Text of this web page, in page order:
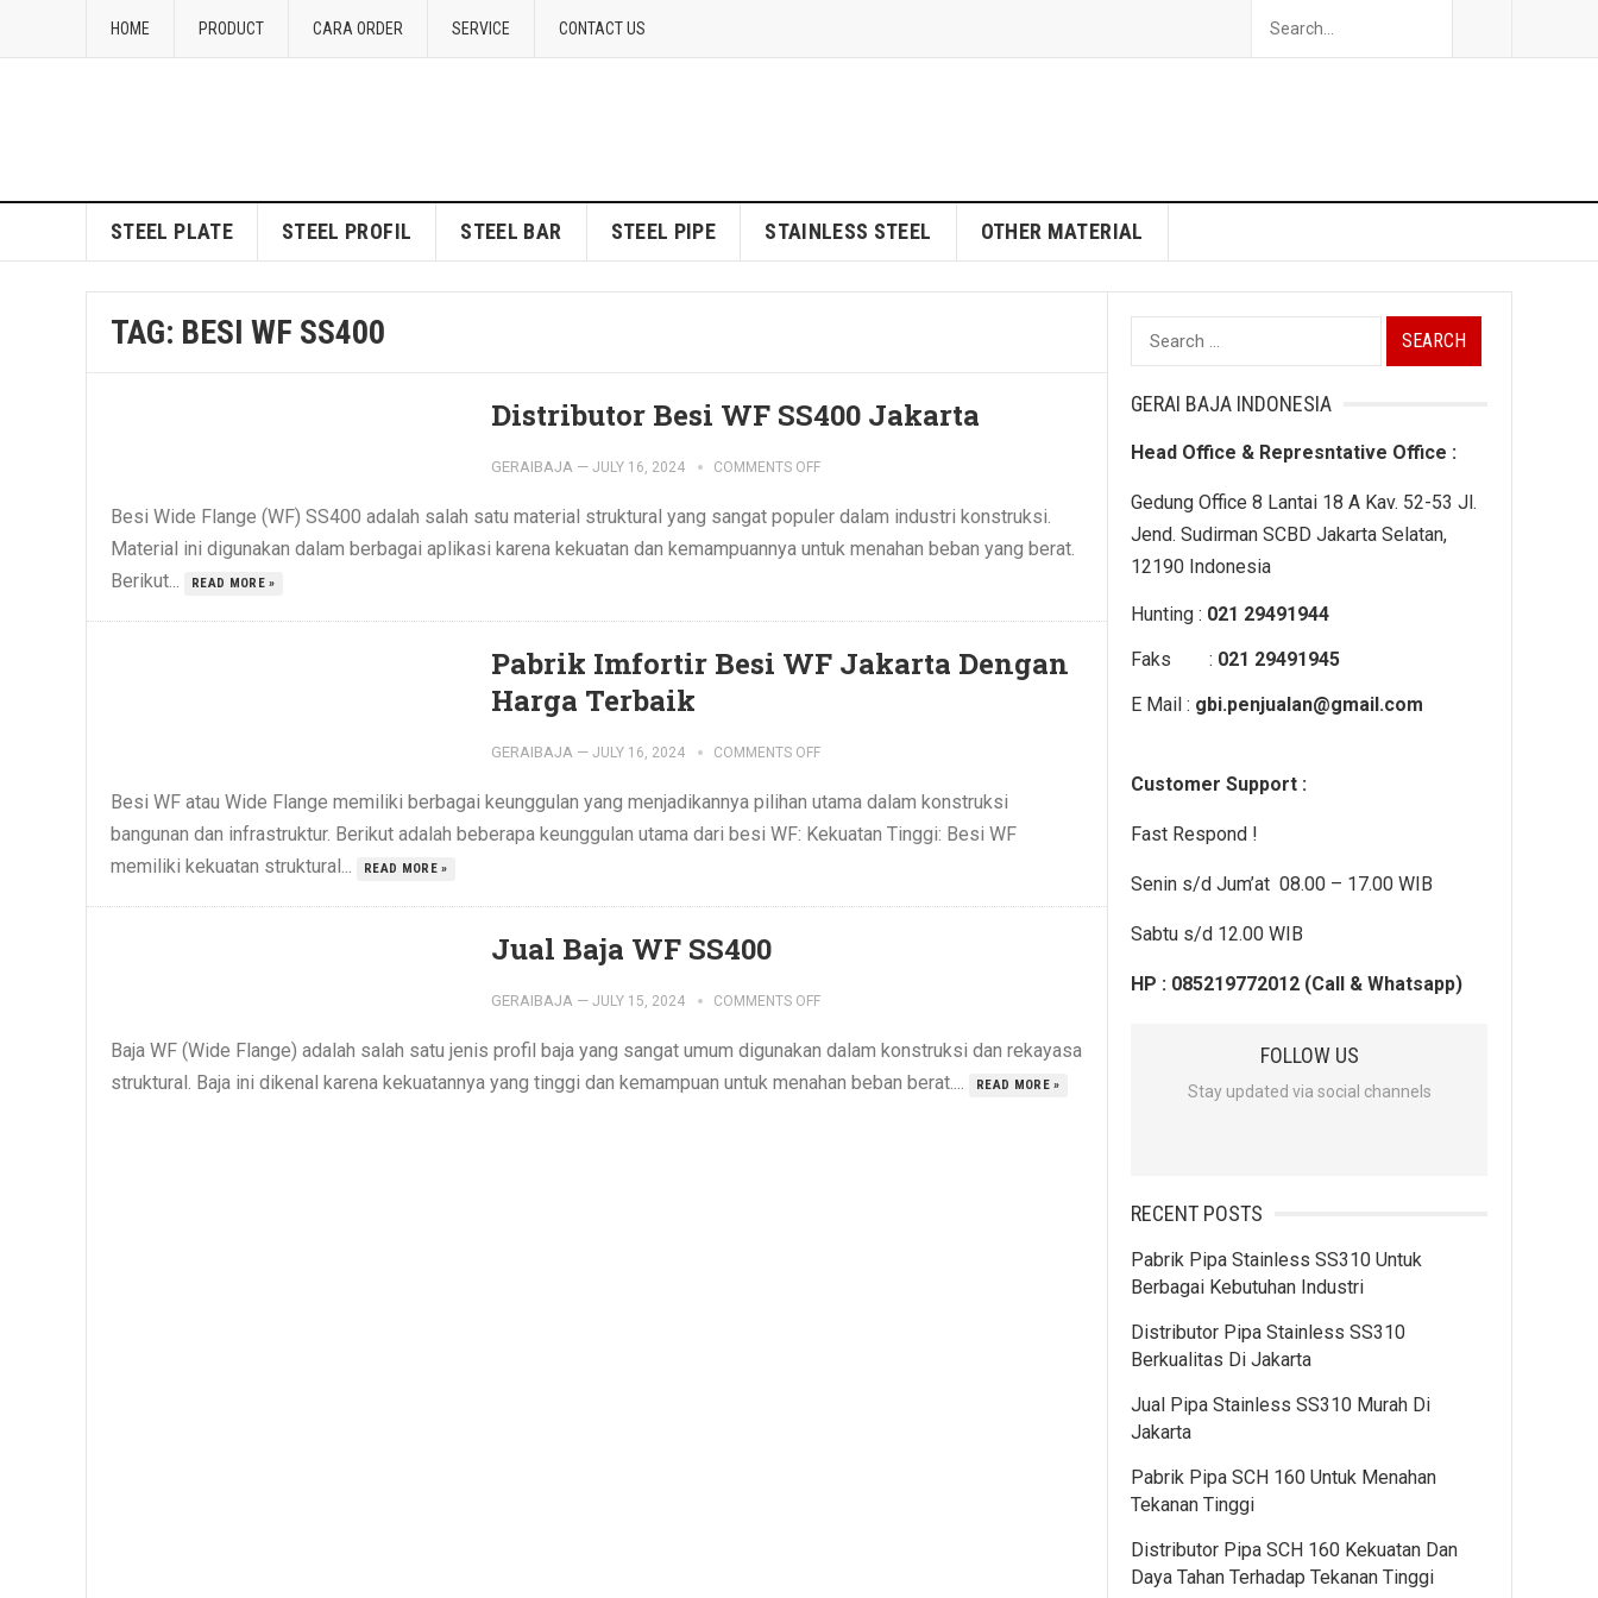
HOME PRODUCT CARA ORDER SERVICE CONTACT US
STEEL PLATE STEEL PROFIL STEEL BAR STEEL PIPE STAINLESS STEEL OTHER MATERIAL
TAG: BESI WF SS400
Distributor Besi WF SS400 Jakarta
GERAIBAJA — JULY 16, 2024 COMMENTS OFF
Besi Wide Flange (WF) SS400 adalah salah satu material struktural yang sangat populer dalam industri konstruksi.
Material ini digunakan dalam berbagai aplikasi karena kekuatan dan kemampuannya untuk menahan beban yang berat.
Berikut...
READ MORE »
Pabrik Imfortir Besi WF Jakarta Dengan
Harga Terbaik
GERAIBAJA — JULY 16, 2024 COMMENTS OFF
Besi WF atau Wide Flange memiliki berbagai keunggulan yang menjadikannya pilihan utama dalam konstruksi
bangunan dan infrastruktur. Berikut adalah beberapa keunggulan utama dari besi WF: Kekuatan Tinggi: Besi WF
memiliki kekuatan struktural...
READ MORE »
Jual Baja WF SS400
GERAIBAJA — JULY 15, 2024 COMMENTS OFF
Baja WF (Wide Flange) adalah salah satu jenis profil baja yang sangat umum digunakan dalam konstruksi dan rekayasa
struktural. Baja ini dikenal karena kekuatannya yang tinggi dan kemampuan untuk menahan beban berat....
READ MORE »
Search
for:
GERAI BAJA INDONESIA
Head Office & Represntative Office :
Gedung Office 8 Lantai 18 A Kav. 52-53 Jl.
Jend. Sudirman SCBD Jakarta Selatan,
12190 Indonesia
Hunting : 021 29491944
Faks : 021 29491945
E Mail : gbi.penjualan@gmail.com
Customer Support :
Fast Respond !
Senin s/d Jum’at 08.00 – 17.00 WIB
Sabtu s/d 12.00 WIB
HP : 085219772012 (Call & Whatsapp)
FOLLOW US
Stay updated via social channels
RECENT POSTS
Pabrik Pipa Stainless SS310 Untuk
Berbagai Kebutuhan Industri
Distributor Pipa Stainless SS310
Berkualitas Di Jakarta
Jual Pipa Stainless SS310 Murah Di
Jakarta
Pabrik Pipa SCH 160 Untuk Menahan
Tekanan Tinggi
Distributor Pipa SCH 160 Kekuatan Dan
Daya Tahan Terhadap Tekanan Tinggi